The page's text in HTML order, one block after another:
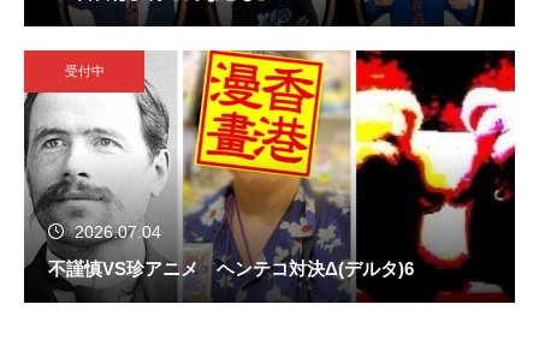
受付中
2026.07.04
不謹慎VS珍アニメ ヘンテコ対決Δ(デルタ)6